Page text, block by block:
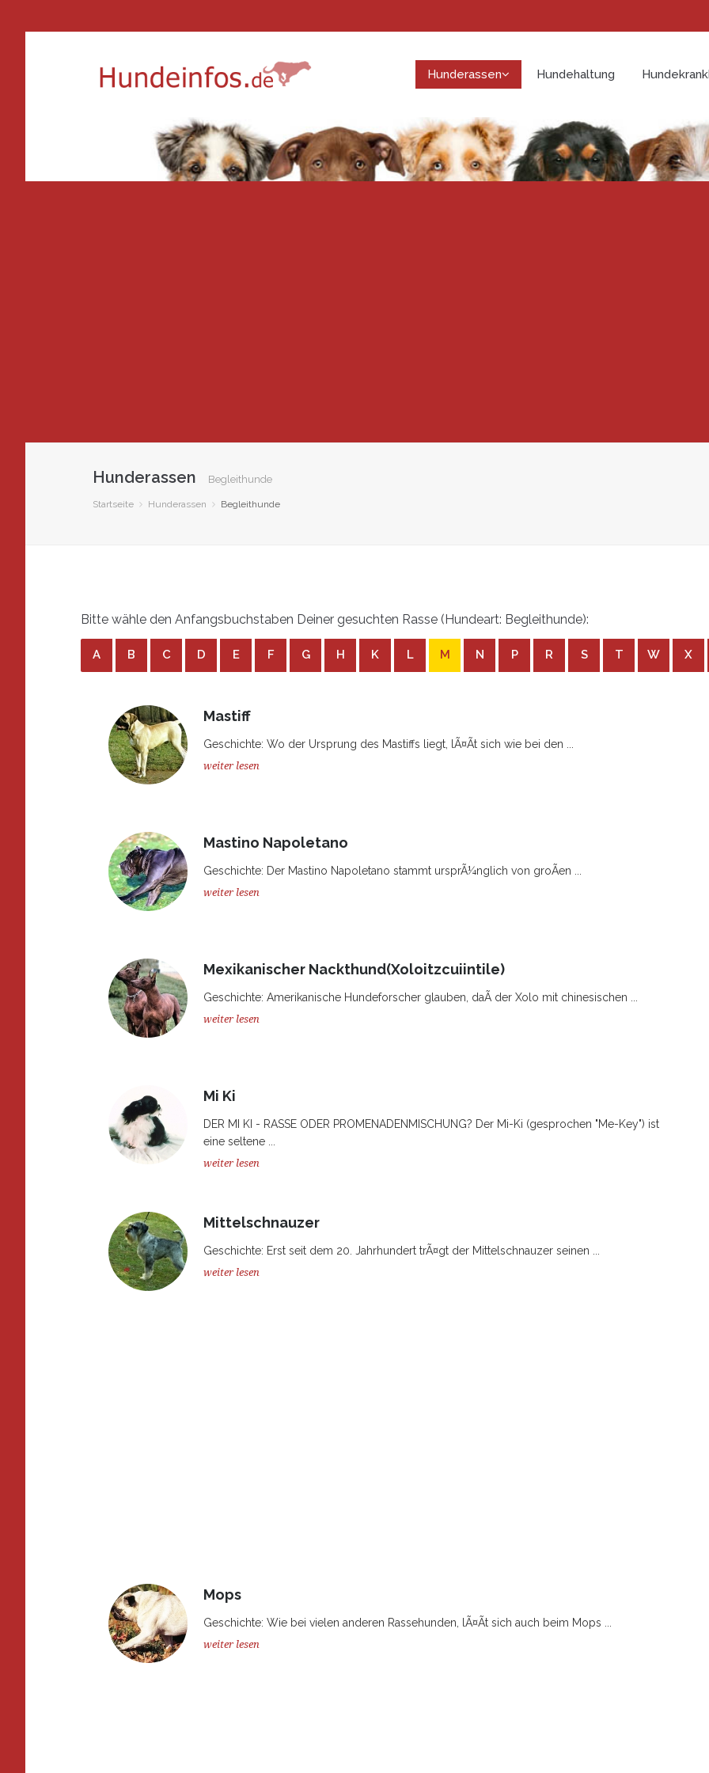
Hunderassen Hundehaltung
Hunderassen Begleithunde
Startseite Hunderassen Begleithunde
Bitte wähle den Anfangsbuchstaben Deiner gesuchten Rasse (Hundeart: Begleithunde):
A B C D E F G H K L M N P R S T W X
Mastiff
Geschichte: Wo der Ursprung des Mastiffs liegt, lÃ¤Ãt sich wie bei den ...
weiter lesen
Mastino Napoletano
Geschichte: Der Mastino Napoletano stammt ursprÃ¼nglich von groÃen ...
weiter lesen
Mexikanischer Nackthund(Xoloitzcuiintile)
Geschichte: Amerikanische Hundeforscher glauben, daÃ der Xolo mit chinesischen ...
weiter lesen
Mi Ki
DER MI KI - RASSE ODER PROMENADENMISCHUNG? Der Mi-Ki (gesprochen "Me-Key") ist
eine seltene ...
weiter lesen
Mittelschnauzer
Geschichte: Erst seit dem 20. Jahrhundert trÃ¤gt der Mittelschnauzer seinen ...
weiter lesen
Mops
Geschichte: Wie bei vielen anderen Rassehunden, lÃ¤Ãt sich auch beim Mops ...
weiter lesen